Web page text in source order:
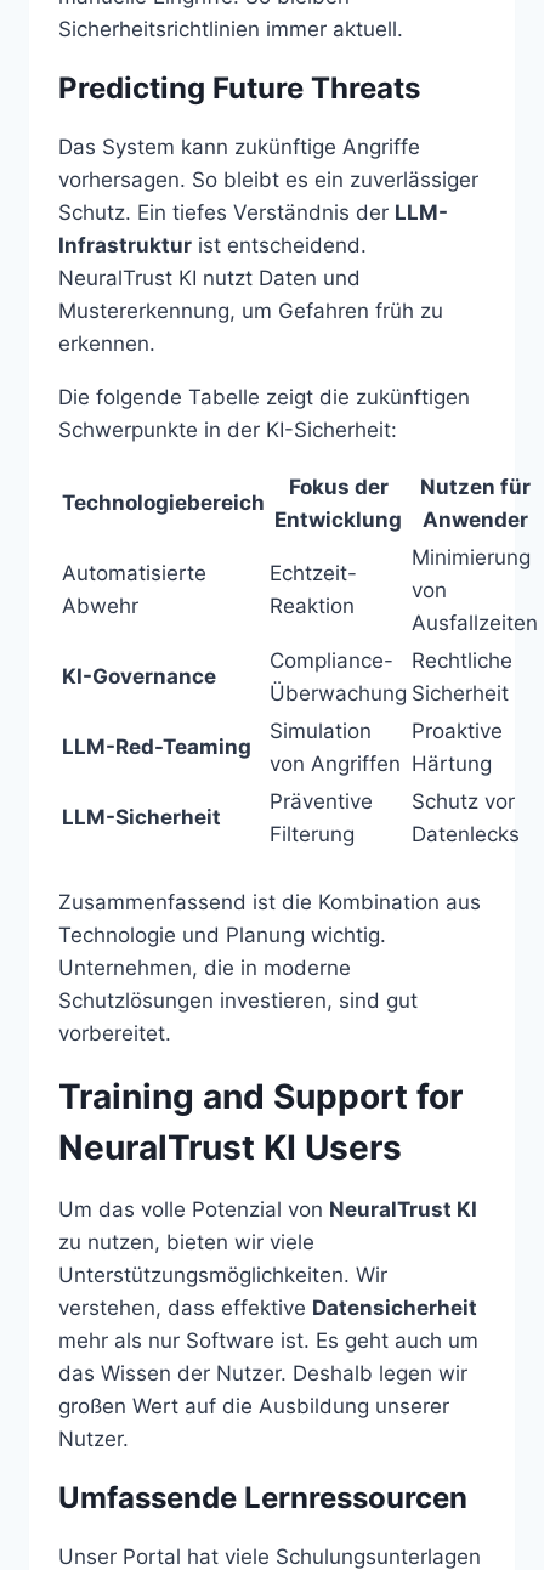
Sicherheitsrichtlinien immer aktuell.
Predicting Future Threats
Das System kann zukünftige Angriffe
vorhersagen. So bleibt es ein zuverlässiger
Schutz. Ein tiefes Verständnis der LLM-
Infrastruktur ist entscheidend.
NeuralTrust KI nutzt Daten und
Mustererkennung, um Gefahren früh zu
erkennen.
Die folgende Tabelle zeigt die zukünftigen
Schwerpunkte in der KI-Sicherheit:
Technologiebereich
Fokus der
Entwicklung
Nutzen für
Anwender
Automatisierte
Abwehr
Echtzeit-
Reaktion
Minimierung
von
Ausfallzeiten
KI-Governance
Compliance-
Überwachung
Rechtliche
Sicherheit
LLM-Red-Teaming
Simulation
von Angriffen
Proaktive
Härtung
LLM-Sicherheit
Präventive
Filterung
Schutz vor
Datenlecks
Zusammenfassend ist die Kombination aus
Technologie und Planung wichtig.
Unternehmen, die in moderne
Schutzlösungen investieren, sind gut
vorbereitet.
Training and Support for
NeuralTrust KI Users
Um das volle Potenzial von NeuralTrust KI
zu nutzen, bieten wir viele
Unterstützungsmöglichkeiten. Wir
verstehen, dass effektive Datensicherheit
mehr als nur Software ist. Es geht auch um
das Wissen der Nutzer. Deshalb legen wir
großen Wert auf die Ausbildung unserer
Nutzer.
Umfassende Lernressourcen
Unser Portal hat viele Schulungsunterlagen